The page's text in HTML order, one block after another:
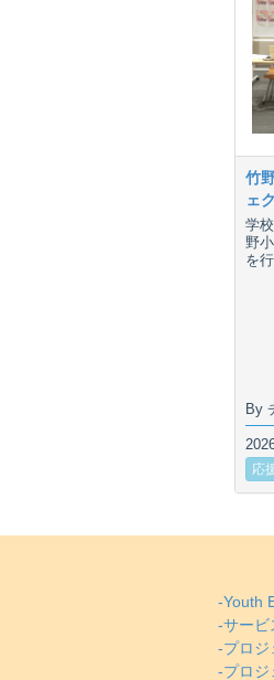
竹
ェ
学
野
を
By
応
-Youth
-サービ
-プロジ
-プロジ